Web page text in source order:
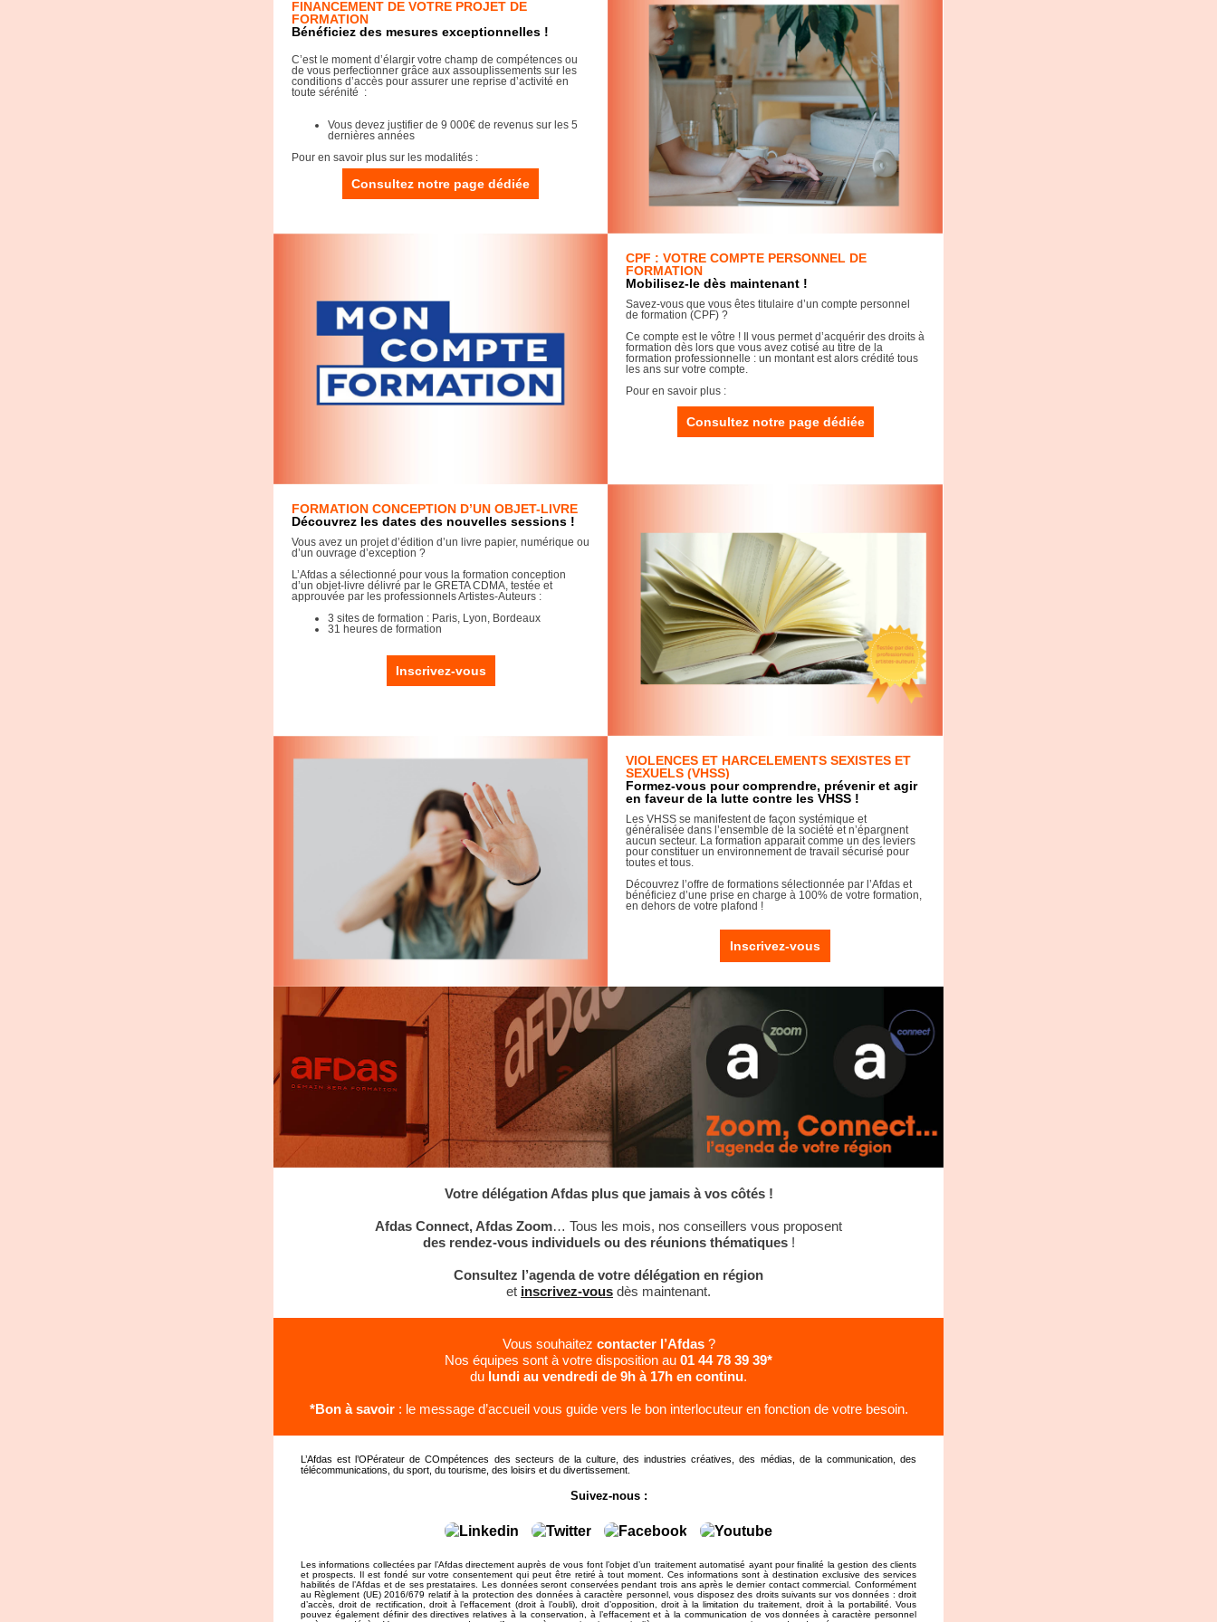
FINANCEMENT DE VOTRE PROJET DE
FORMATION
Bénéficiez des mesures exceptionnelles !
C’est le moment d’élargir votre champ de compétences ou
de vous perfectionner grâce aux assouplissements sur les
conditions d’accès pour assurer une reprise d’activité en
toute sérénité :
Vous devez justifier de 9 000€ de revenus sur les 5
dernières années
Pour en savoir plus sur les modalités :
Consultez notre page dédiée
CPF : VOTRE COMPTE PERSONNEL DE
FORMATION
Mobilisez-le dès maintenant !
Savez-vous que vous êtes titulaire d’un compte personnel
de formation (CPF) ?
Ce compte est le vôtre ! Il vous permet d’acquérir des droits à
formation dès lors que vous avez cotisé au titre de la
formation professionnelle : un montant est alors crédité tous
les ans sur votre compte.
Pour en savoir plus :
Consultez notre page dédiée
FORMATION CONCEPTION D’UN OBJET-LIVRE
Découvrez les dates des nouvelles sessions !
Vous avez un projet d’édition d’un livre papier, numérique ou
d’un ouvrage d’exception ?
L’Afdas a sélectionné pour vous la formation conception
d’un objet-livre délivré par le GRETA CDMA, testée et
approuvée par les professionnels Artistes-Auteurs :
3 sites de formation : Paris, Lyon, Bordeaux
31 heures de formation
Inscrivez-vous
VIOLENCES ET HARCELEMENTS SEXISTES ET
SEXUELS (VHSS)
Formez-vous pour comprendre, prévenir et agir
en faveur de la lutte contre les VHSS !
Les VHSS se manifestent de façon systémique et
généralisée dans l’ensemble de la société et n’épargnent
aucun secteur. La formation apparait comme un des leviers
pour constituer un environnement de travail sécurisé pour
toutes et tous.
Découvrez l’offre de formations sélectionnée par l’Afdas et
bénéficiez d’une prise en charge à 100% de votre formation,
en dehors de votre plafond !
Inscrivez-vous
Votre délégation Afdas plus que jamais à vos côtés !
Afdas Connect, Afdas Zoom… Tous les mois, nos conseillers vous proposent
des rendez-vous individuels ou des réunions thématiques !
Consultez l’agenda de votre délégation en région
et inscrivez-vous dès maintenant.
Vous souhaitez contacter l’Afdas?
Nos équipes sont à votre disposition au 01 44 78 39 39*
du lundi au vendredi de 9h à 17h en continu.
*Bon à savoir : le message d’accueil vous guide vers le bon interlocuteur en fonction de votre besoin.
L’Afdas est l’OPérateur de COmpétences des secteurs de la culture, des industries créatives, des médias, de la communication, des
télécommunications, du sport, du tourisme, des loisirs et du divertissement.
Suivez-nous :
Les informations collectées par l’Afdas directement auprès de vous font l’objet d’un traitement automatisé ayant pour finalité la gestion des clients
et prospects. Il est fondé sur votre consentement qui peut être retiré à tout moment. Ces informations sont à destination exclusive des services
habilités de l’Afdas et de ses prestataires. Les données seront conservées pendant trois ans après le dernier contact commercial. Conformément
au Règlement (UE) 2016/679 relatif à la protection des données à caractère personnel, vous disposez des droits suivants sur vos données : droit
d’accès, droit de rectification, droit à l’effacement (droit à l’oubli), droit d’opposition, droit à la limitation du traitement, droit à la portabilité. Vous
pouvez également définir des directives relatives à la conservation, à l’effacement et à la communication de vos données à caractère personnel